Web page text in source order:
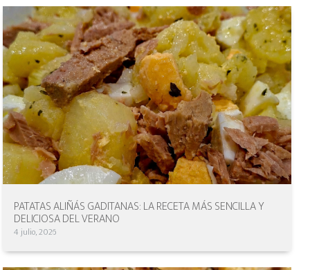
PATATAS ALIÑÁS GADITANAS: LA RECETA MÁS SENCILLA Y
DELICIOSA DEL VERANO
4 julio, 2026